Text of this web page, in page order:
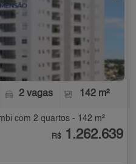
2 vagas 142 m²
com 2 quartos - 142 m²
R$ 1.262.639